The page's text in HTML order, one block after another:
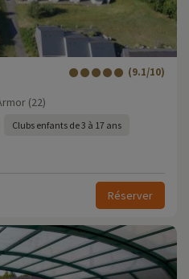
(9.1/10)
(22)
Clubs enfants de 3 à 17 ans
Réserver